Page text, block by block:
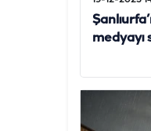
medyayı